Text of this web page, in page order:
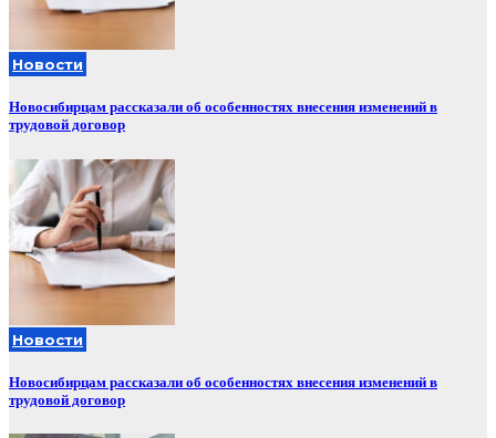
Новости
Новосибирцам рассказали об особенностях внесения изменений в
трудовой договор
Новости
Новосибирцам рассказали об особенностях внесения изменений в
трудовой договор